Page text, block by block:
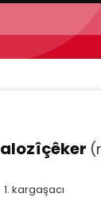
alozîçêker
kargaşacı